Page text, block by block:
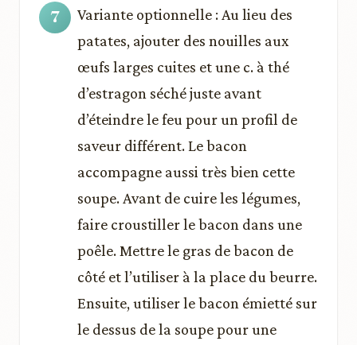
Variante optionnelle : Au lieu des
patates, ajouter des nouilles aux
œufs larges cuites et une c. à thé
d’estragon séché juste avant
d’éteindre le feu pour un profil de
saveur différent. Le bacon
accompagne aussi très bien cette
soupe. Avant de cuire les légumes,
faire croustiller le bacon dans une
poêle. Mettre le gras de bacon de
côté et l’utiliser à la place du beurre.
Ensuite, utiliser le bacon émietté sur
le dessus de la soupe pour une